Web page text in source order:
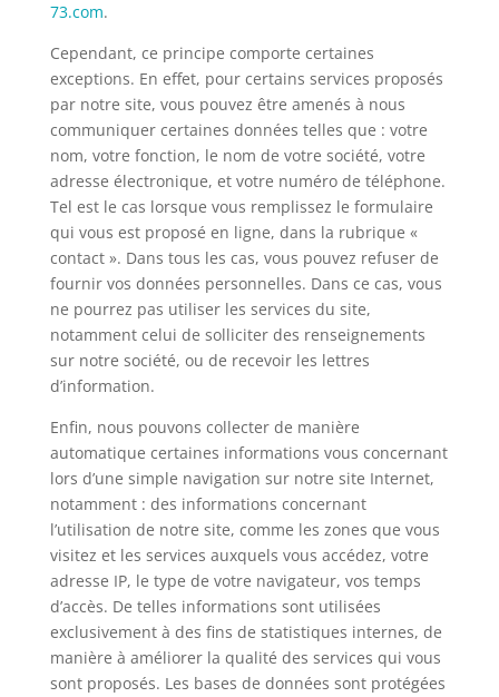
73.com.
Cependant, ce principe comporte certaines
exceptions. En effet, pour certains services proposés
par notre site, vous pouvez être amenés à nous
communiquer certaines données telles que : votre
nom, votre fonction, le nom de votre société, votre
adresse électronique, et votre numéro de téléphone.
Tel est le cas lorsque vous remplissez le formulaire
qui vous est proposé en ligne, dans la rubrique «
contact ». Dans tous les cas, vous pouvez refuser de
fournir vos données personnelles. Dans ce cas, vous
ne pourrez pas utiliser les services du site,
notamment celui de solliciter des renseignements
sur notre société, ou de recevoir les lettres
d’information.
Enfin, nous pouvons collecter de manière
automatique certaines informations vous concernant
lors d’une simple navigation sur notre site Internet,
notamment : des informations concernant
l’utilisation de notre site, comme les zones que vous
visitez et les services auxquels vous accédez, votre
adresse IP, le type de votre navigateur, vos temps
d’accès. De telles informations sont utilisées
exclusivement à des fins de statistiques internes, de
manière à améliorer la qualité des services qui vous
sont proposés. Les bases de données sont protégées